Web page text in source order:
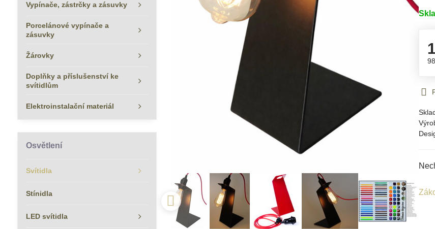
Vypínače, zástrčky a zásuvky
Porcelánové vypínače a
zásuvky
Žárovky
Doplňky a příslušenství ke
svítidlům
Elektroinstalační materiál
Osvětlení
Svítidla
Stínidla
LED svítidla